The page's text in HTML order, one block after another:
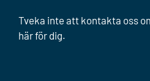
Tveka inte att kontakta oss
här för dig.